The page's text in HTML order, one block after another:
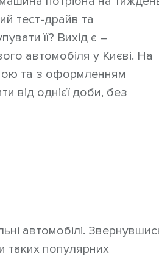
тест-драйв та
її? Вихід є –
автомобіля у Києві. На
та з оформленням
від однієї доби, без
автомобілі.
таких популярних